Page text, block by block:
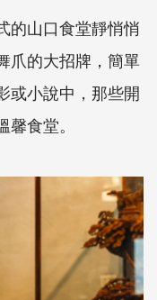
的山口食堂靜悄悄
爪的大招牌，簡單
或小說中，那些開
食堂。